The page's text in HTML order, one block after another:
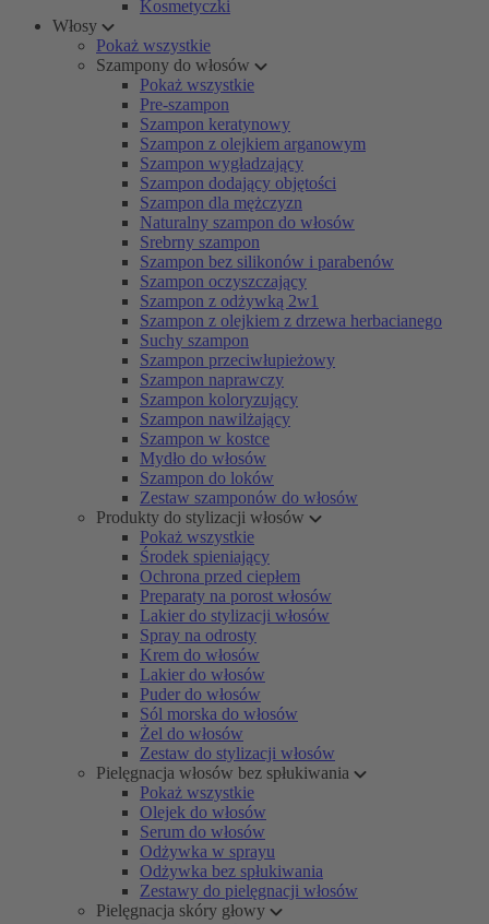
Kosmetyczki
Włosy
Pokaż wszystkie
Szampony do włosów
Pokaż wszystkie
Pre-szampon
Szampon keratynowy
Szampon z olejkiem arganowym
Szampon wygładzający
Szampon dodający objętości
Szampon dla mężczyzn
Naturalny szampon do włosów
Srebrny szampon
Szampon bez silikonów i parabenów
Szampon oczyszczający
Szampon z odżywką 2w1
Szampon z olejkiem z drzewa herbacianego
Suchy szampon
Szampon przeciwłupieżowy
Szampon naprawczy
Szampon koloryzujący
Szampon nawilżający
Szampon w kostce
Mydło do włosów
Szampon do loków
Zestaw szamponów do włosów
Produkty do stylizacji włosów
Pokaż wszystkie
Środek spieniający
Ochrona przed ciepłem
Preparaty na porost włosów
Lakier do stylizacji włosów
Spray na odrosty
Krem do włosów
Lakier do włosów
Puder do włosów
Sól morska do włosów
Żel do włosów
Zestaw do stylizacji włosów
Pielęgnacja włosów bez spłukiwania
Pokaż wszystkie
Olejek do włosów
Serum do włosów
Odżywka w sprayu
Odżywka bez spłukiwania
Zestawy do pielęgnacji włosów
Pielęgnacja skóry głowy